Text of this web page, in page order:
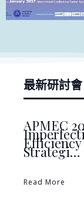
最新研討會
APMEC
Strategi…
Read More